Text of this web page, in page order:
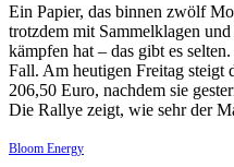
Ein Papier, das binnen zwölf
trotzdem mit Sammelklagen
kämpfen hat – das gibt es
Fall. Am heutigen Freitag steigt
206,50 Euro, nachdem sie
Die Rallye zeigt, wie sehr der
Bloom Energy